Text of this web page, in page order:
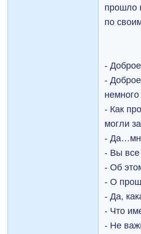
прошло
по
-
-
- Как
могли
-
- Вы все
- Об
- О
- Да,
- Что
- Не